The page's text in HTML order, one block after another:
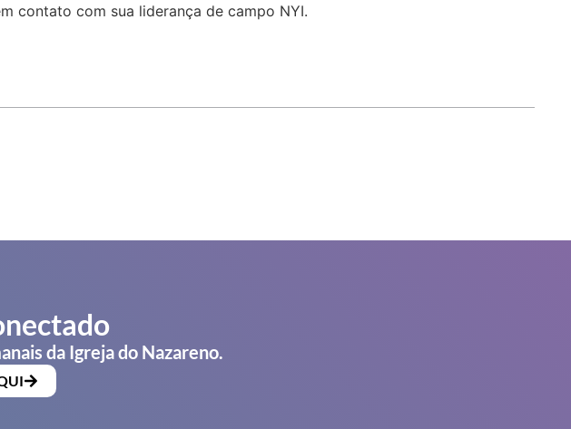
contato com sua liderança de campo NYI.
da Igreja do Nazareno.